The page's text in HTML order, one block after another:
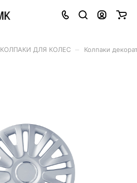
КОЛПАКИ ДЛЯ КОЛЕС Колпаки